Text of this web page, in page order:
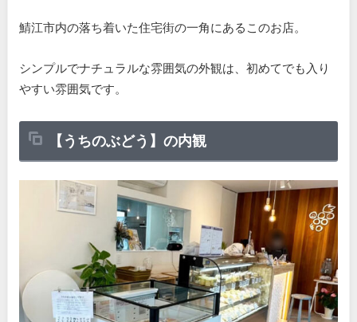
鯖江市内の落ち着いた住宅街の一角にあるこのお店。
シンプルでナチュラルな雰囲気の外観は、初めてでも入り
やすい雰囲気です。
【うちのぶどう】の内観